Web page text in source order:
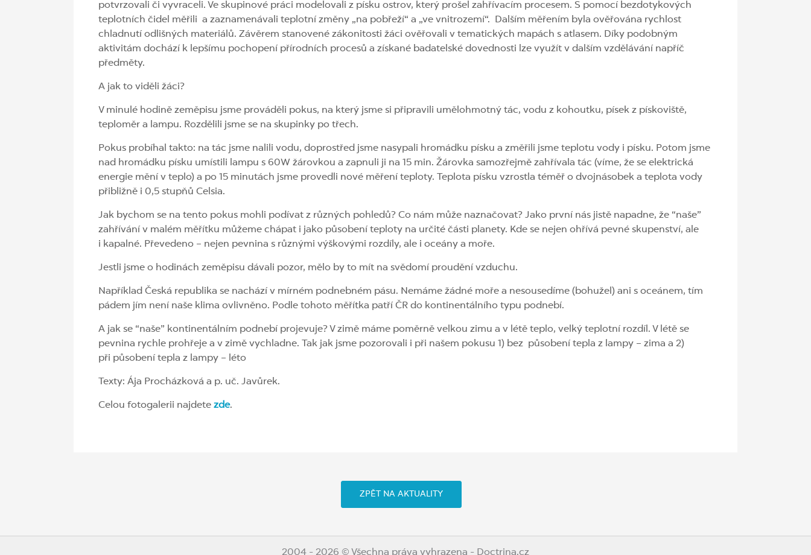
potvrzovali či vyvraceli. Ve skupinové práci modelovali z písku ostrov, který prošel zahřívacím procesem. S pomocí bezdotykových
teplotních čidel měřili a zaznamenávali teplotní změny „na pobřeží“ a „ve vnitrozemí“. Dalším měřením byla ověřována rychlost
chladnutí odlišných materiálů. Závěrem stanovené zákonitosti žáci ověřovali v tematických mapách s atlasem. Díky podobným
aktivitám dochází k lepšímu pochopení přírodních procesů a získané badatelské dovednosti lze využít v dalším vzdělávání napříč
předměty.
A jak to viděli žáci?
V minulé hodině zeměpisu jsme prováděli pokus, na který jsme si připravili umělohmotný tác, vodu z kohoutku, písek z pískoviště,
teploměr a lampu. Rozdělili jsme se na skupinky po třech.
Pokus probíhal takto: na tác jsme nalili vodu, doprostřed jsme nasypali hromádku písku a změřili jsme teplotu vody i písku. Potom jsme
nad hromádku písku umístili lampu s 60W žárovkou a zapnuli ji na 15 min. Žárovka samozřejmě zahřívala tác (víme, že se elektrická
energie mění v teplo) a po 15 minutách jsme provedli nové měření teploty. Teplota písku vzrostla téměř o dvojnásobek a teplota vody
přibližně i 0,5 stupňů Celsia.
Jak bychom se na tento pokus mohli podívat z různých pohledů? Co nám může naznačovat? Jako první nás jistě napadne, že “naše”
zahřívání v malém měřítku můžeme chápat i jako působení teploty na určité části planety. Kde se nejen ohřívá pevné skupenství, ale
i kapalné. Převedeno – nejen pevnina s různými výškovými rozdíly, ale i oceány a moře.
Jestli jsme o hodinách zeměpisu dávali pozor, mělo by to mít na svědomí proudění vzduchu.
Například Česká republika se nachází v mírném podnebném pásu. Nemáme žádné moře a nesousedíme (bohužel) ani s oceánem, tím
pádem jím není naše klima ovlivněno. Podle tohoto měřítka patří ČR do kontinentálního typu podnebí.
A jak se “naše” kontinentálním podnebí projevuje? V zimě máme poměrně velkou zimu a v létě teplo, velký teplotní rozdíl. V létě se
pevnina rychle prohřeje a v zimě vychladne. Tak jak jsme pozorovali i při našem pokusu 1) bez působení tepla z lampy – zima a 2)
při působení tepla z lampy – léto
Texty: Ája Procházková a p. uč. Javůrek.
Celou fotogalerii najdete zde.
ZPĚT NA AKTUALITY
2004 - 2026 © Všechna práva vyhrazena - Doctrina.cz